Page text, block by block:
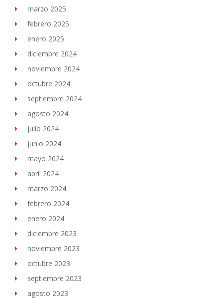
marzo 2025
febrero 2025
enero 2025
diciembre 2024
noviembre 2024
octubre 2024
septiembre 2024
agosto 2024
julio 2024
junio 2024
mayo 2024
abril 2024
marzo 2024
febrero 2024
enero 2024
diciembre 2023
noviembre 2023
octubre 2023
septiembre 2023
agosto 2023